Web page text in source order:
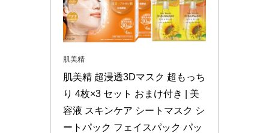
肌美精
肌美精 超浸透3Dマスク 超もっち
り 4枚×3 セット おまけ付き | 美
容液 スキンケア シートマスク シ
ートパック フェイスパック パッ